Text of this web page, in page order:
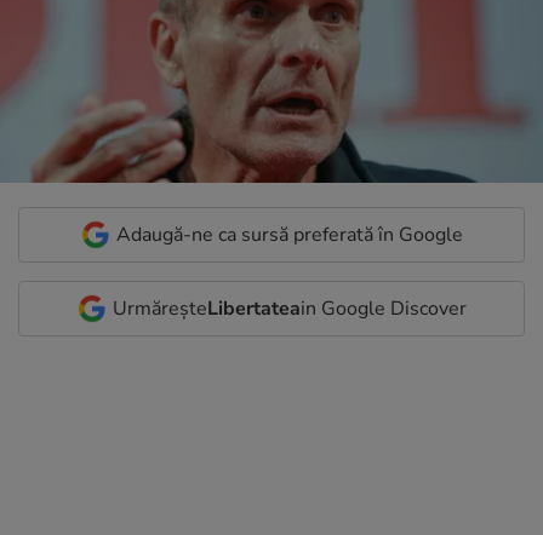
Adaugă-ne ca sursă preferată în Google
UrmăreșteLibertateain Google Discover